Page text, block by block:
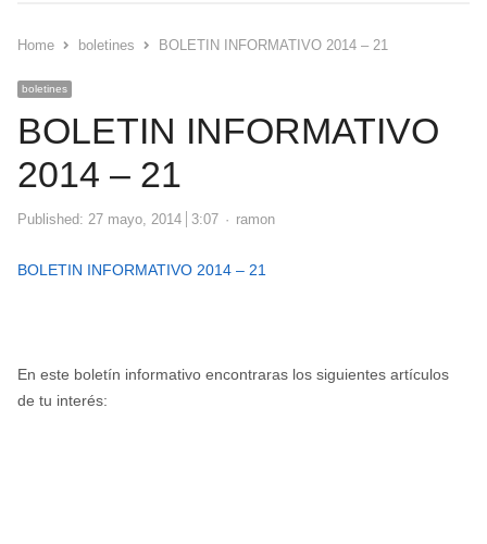
Home boletines BOLETIN INFORMATIVO 2014 – 21
boletines
BOLETIN INFORMATIVO
2014 – 21
Published: 27 mayo, 2014 3:07 Author
ramon
BOLETIN INFORMATIVO 2014 – 21
En este boletín informativo encontraras los siguientes artículos
de tu interés: